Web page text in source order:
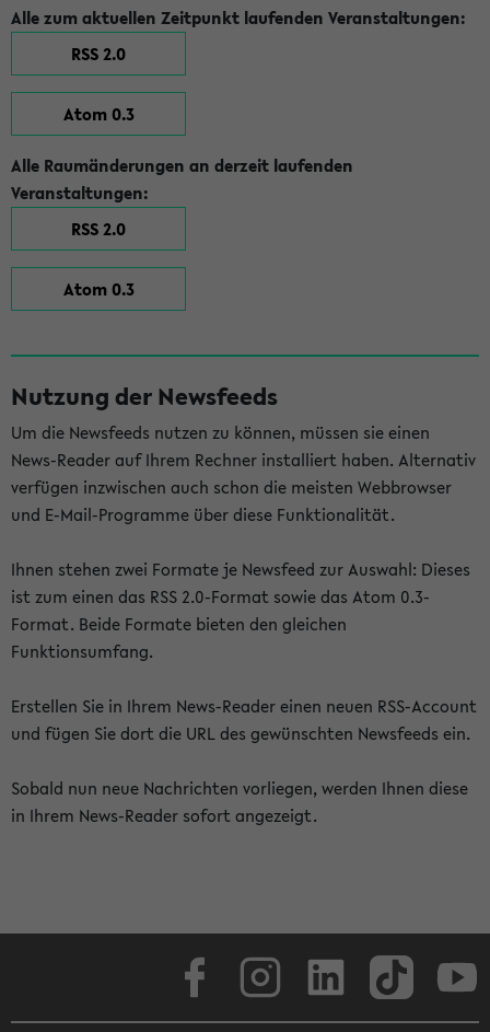
Alle zum aktuellen Zeitpunkt laufenden Veranstaltungen:
RSS 2.0
Atom 0.3
Alle Raumänderungen an derzeit laufenden
Veranstaltungen:
RSS 2.0
Atom 0.3
Nutzung der Newsfeeds
Um die Newsfeeds nutzen zu können, müssen sie einen
News-Reader auf Ihrem Rechner installiert haben. Alternativ
verfügen inzwischen auch schon die meisten Webbrowser
und E-Mail-Programme über diese Funktionalität.
Ihnen stehen zwei Formate je Newsfeed zur Auswahl: Dieses
ist zum einen das RSS 2.0-Format sowie das Atom 0.3-
Format. Beide Formate bieten den gleichen
Funktionsumfang.
Erstellen Sie in Ihrem News-Reader einen neuen RSS-Account
und fügen Sie dort die URL des gewünschten Newsfeeds ein.
Sobald nun neue Nachrichten vorliegen, werden Ihnen diese
in Ihrem News-Reader sofort angezeigt.